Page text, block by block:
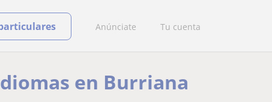
Anúnciate Tu cuenta
en Burriana